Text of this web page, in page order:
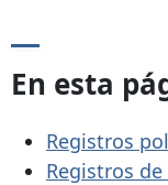
En esta
Registros
Registros